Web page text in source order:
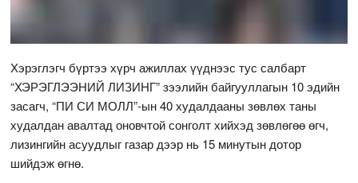
Хэрэглэгч бүртээ хүрч ажиллах үүднээс тус салбарт
“ХЭРЭГЛЭЭНИЙ ЛИЗИНГ” зээлийн байгууллагын 10 эдийн
засагч, “ПИ СИ МОЛЛ”-ын 40 худалдааны зөвлөх таны
худалдан авалтад оновчтой сонголт хийхэд зөвлөгөө өгч,
лизингийн асуудлыг газар дээр нь 15 минутын дотор
шийдэж өгнө.